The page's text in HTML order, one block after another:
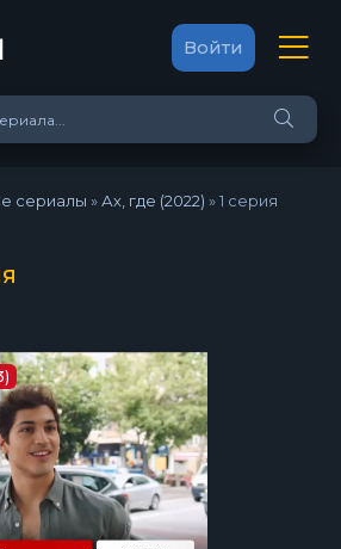
Войти
сериалы » Ах, где (2022) »1 серия